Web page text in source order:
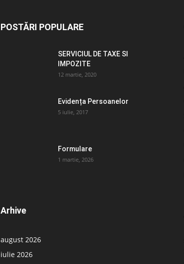
POSTĂRI POPULARE
SERVICIUL DE TAXE SI
IMPOZITE
12 martie, 2020
Evidența Persoanelor
5 iulie, 2017
Formulare
1 martie, 2026
Arhive
august 2026
iulie 2026